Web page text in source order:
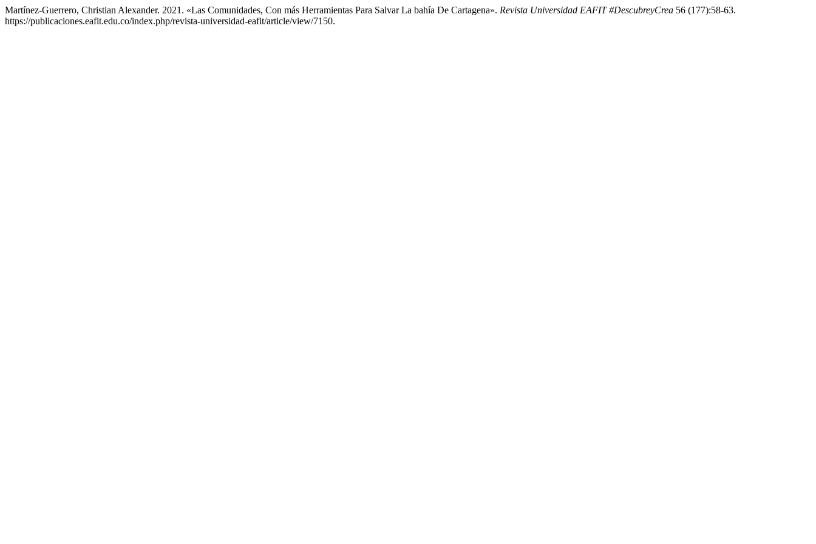
Martínez-Guerrero, Christian Alexander. 2021. «Las Comunidades, Con más Herramientas Para Salvar La bahía De Cartagena». Revista Universidad EAFIT #DescubreyCrea 56 (177):58-63.
https://publicaciones.eafit.edu.co/index.php/revista-universidad-eafit/article/view/7150.